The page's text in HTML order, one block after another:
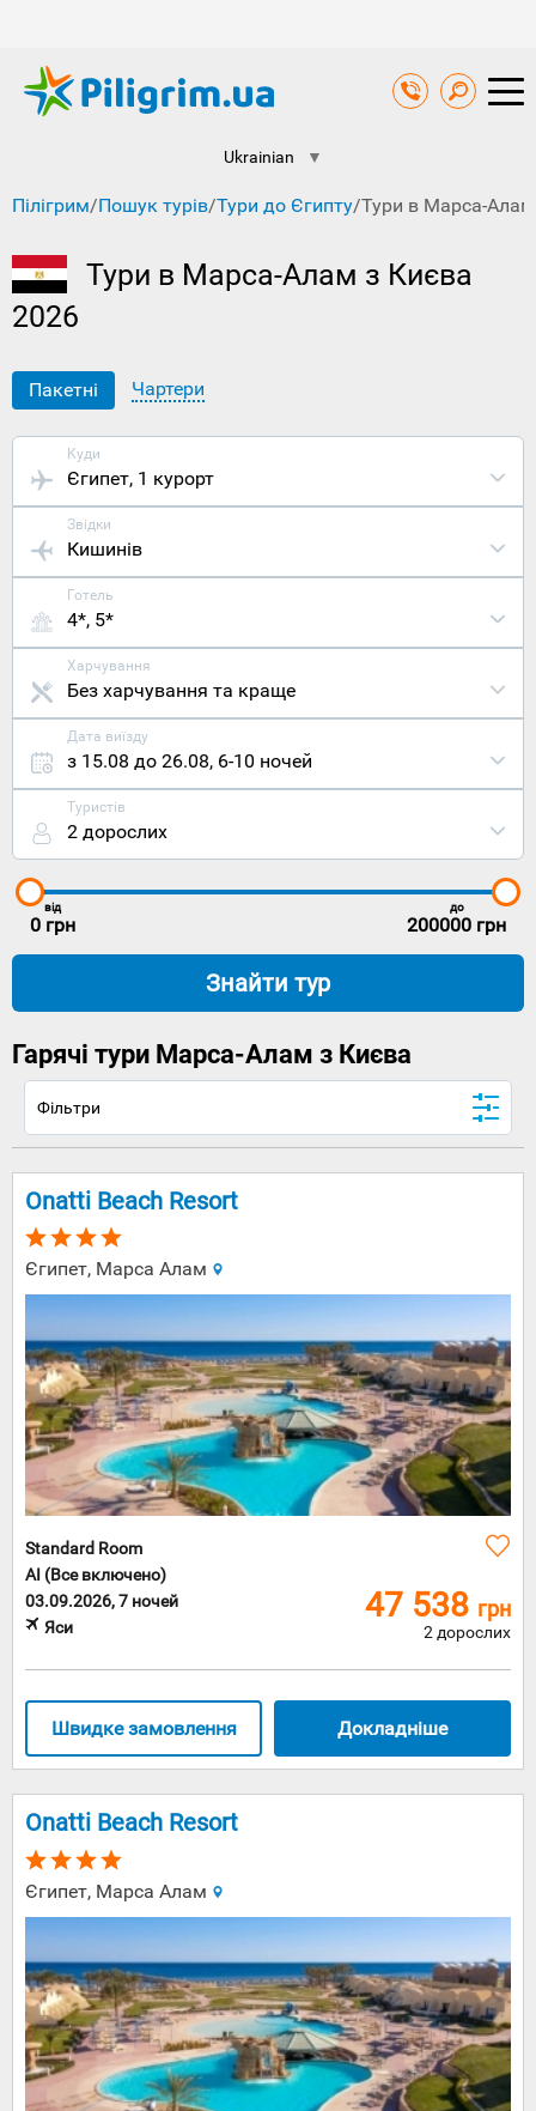
Ukrainian ▼
Пілігрим/Пошук турів/Тури до Єгипту/Тури в Марса-
Тури в Марса-Алам з Києва
2026
Пакетні Чартери
Куди
Єгипет, 1 курорт
Звідки
Кишинів
Готель
4*, 5*
Харчування
Без харчування та краще
Дата виїзду
з 15.08 до 26.08, 6-10 ночей
Туристів
2 дорослих
від
0 грн
до
200000 грн
Знайти тур
Гарячі тури Марса-Алам з Києва
Фільтри
Onatti Beach Resort
Єгипет, Марса Алам
Standard Room
AI (Все включено)
03.09.2026, 7 ночей
Яси
47 538 грн
2 дорослих
Докладніше
Швидке замовлення
Onatti Beach Resort
Єгипет, Марса Алам